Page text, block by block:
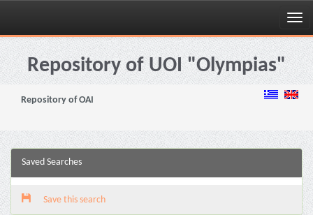
Skip
navigationRepository of UOI "Olympias"
Repository of OAI
Saved Searches
Save this search